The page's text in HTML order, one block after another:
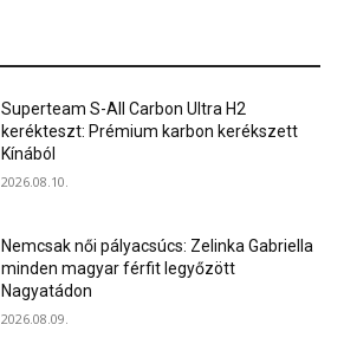
Superteam S-All Carbon Ultra H2
kerékteszt: Prémium karbon kerékszett
Kínából
2026.08.10.
Nemcsak női pályacsúcs: Zelinka Gabriella
minden magyar férfit legyőzött
Nagyatádon
2026.08.09.